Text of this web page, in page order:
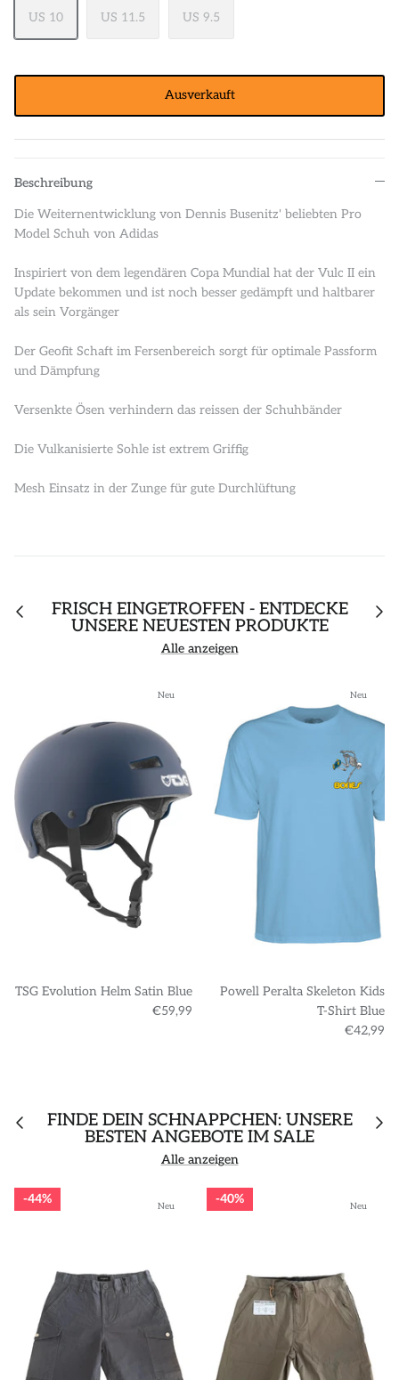
US 10 US 11.5 US 9.5
Ausverkauft
Beschreibung
Die Weiternentwicklung von Dennis Busenitz' beliebten Pro
Model Schuh von Adidas
Inspiriert von dem legendären Copa Mundial hat der Vulc II ein
Update bekommen und ist noch besser gedämpft und haltbarer
als sein Vorgänger
Der Geofit Schaft im Fersenbereich sorgt für optimale Passform
und Dämpfung
Versenkte Ösen verhindern das reissen der Schuhbänder
Die Vulkanisierte Sohle ist extrem Griffig
Mesh Einsatz in der Zunge für gute Durchlüftung
FRISCH EINGETROFFEN - ENTDECKE
UNSERE NEUESTEN PRODUKTE
Alle anzeigen
Neu
TSG Evolution Helm Satin Blue
€59,99
Neu
Powell Peralta Skeleton Kids
T-Shirt Blue
€42,99
FINDE DEIN SCHNÄPPCHEN: UNSERE
BESTEN ANGEBOTE IM SALE
Alle anzeigen
Neu
44% Neu
40%